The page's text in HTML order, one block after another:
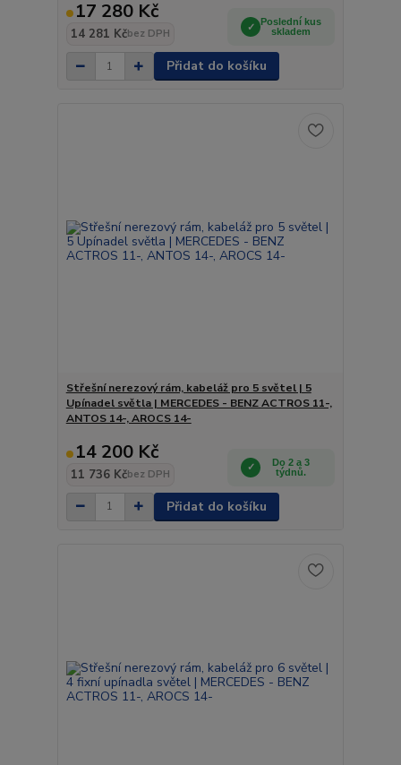
17 280 Kč
14 281 Kčbez DPH
Poslední kus
skladem
Přidat do košíku
Střešní nerezový rám, kabeláž pro 5 světel | 5
Upínadel světla | MERCEDES - BENZ ACTROS 11-,
ANTOS 14-, AROCS 14-
14 200 Kč
11 736 Kčbez DPH
Do 2 a 3
týdnů.
Přidat do košíku